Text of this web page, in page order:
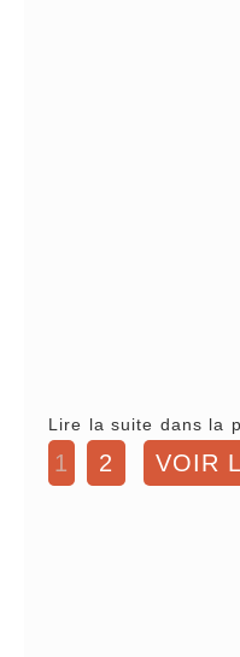
Lire la suite dans la
1 2 VOIR